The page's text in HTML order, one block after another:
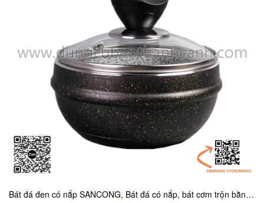
Bát đá đen có nắp SANCONG, Bát đá có nắp, bát cơm trộn bằng đá có nắp